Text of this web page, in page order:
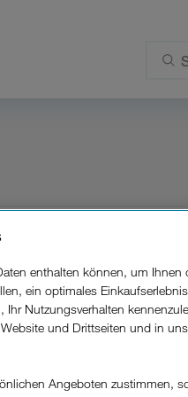
im Drei Shop 15
enthalten können, um Ihnen
ein optimales
Ihr Nutzungsverhalten
und Drittseiten und in
Angeboten zustimmen,